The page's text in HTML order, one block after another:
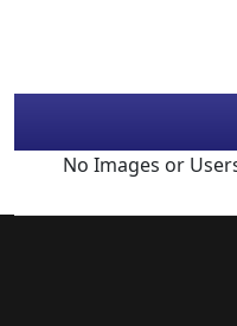
No Images or